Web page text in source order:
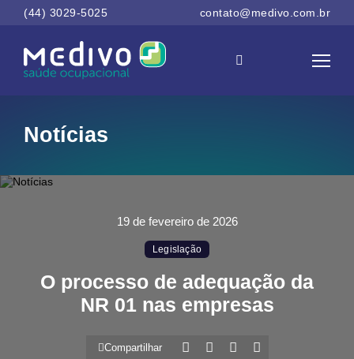
(44) 3029-5025 contato@medivo.com.br
Notícias
19 de fevereiro de 2026
Legislação
O processo de adequação da
NR 01 nas empresas
Compartilhar